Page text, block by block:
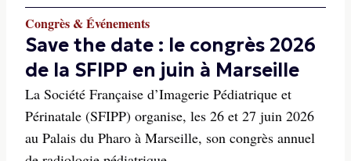
Congrès & Événements
Save the date : le congrès 2026
de la SFIPP en juin à Marseille
La Société Française d’Imagerie Pédiatrique et
Périnatale (SFIPP) organise, les 26 et 27 juin 2026
au Palais du Pharo à Marseille, son congrès annuel